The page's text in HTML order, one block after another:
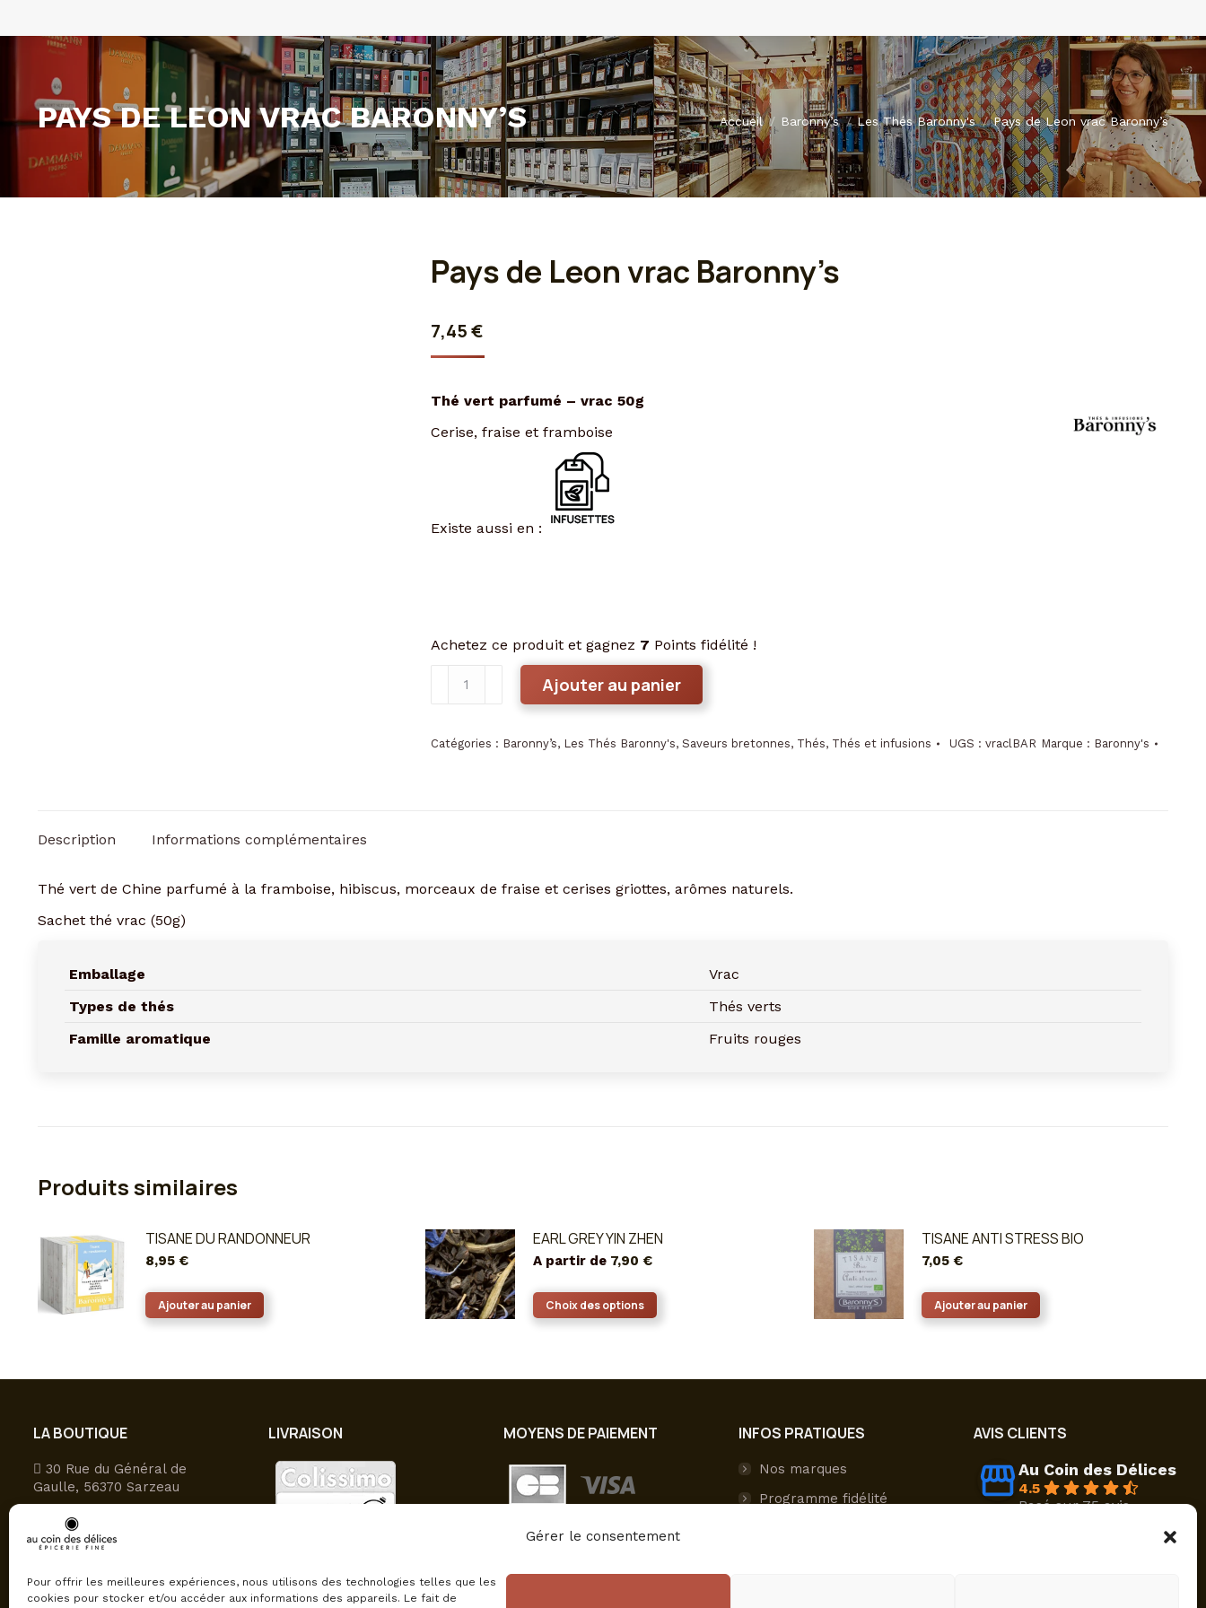
Gérer le consentement
Pour offrir les meilleures expériences, nous utilisons des technologies telles que les
cookies pour stocker et/ou accéder aux informations des appareils. Le fait de
PAYS DE LEON VRAC BARONNY’S Vous êtes ici :
Accueil Baronny’s Les Thés Baronny's Pays de Leon vrac Baronny’s
Pays de Leon vrac Baronny’s
7,45€
Thé vert parfumé – vrac 50g
Cerise, fraise et framboise
Existe aussi en :
Achetez ce produit et gagnez 7 Points fidélité !
de
Ajouter au panier
Catégories : Baronny’s, Les Thés Baronny's, Saveurs bretonnes, Thés, Thés et infusions UGS : vraclBAR Marque : Baronny's
Description Informations complémentaires
Thé vert de Chine parfumé à la framboise, hibiscus, morceaux de fraise et cerises griottes, arômes naturels.
Sachet thé vrac (50g)
Emballage
Vrac
Types de thés
Thés verts
Famille aromatique
Fruits rouges
Produits similaires
TISANE DU RANDONNEUR
8,95 €
Ajouter au panier
EARL GREY YIN ZHEN
A partir de 7,90€
Choix des options
produit
choisies
page
TISANE ANTI STRESS BIO
7,05 €
Ajouter au panier
LA BOUTIQUE
30 Rue du Général de
Gaulle, 56370 Sarzeau
09 81 27 49 16
Ouvert du lundi au samedi
LIVRAISON MOYENS DE PAIEMENT INFOS PRATIQUES
Nos marques
Programme fidélité
AVIS CLIENTS
Au Coin des Délices
4.5
Basé sur 75 avis